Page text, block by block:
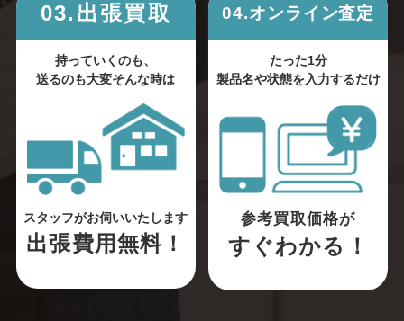
03.出張買取
持っていくのも、
送るのも大変そんな時は
スタッフがお伺いいたします
出張費用無料！
04.オンライン査定
たった1分
製品名や状態を入力するだけ
参考買取価格が
すぐわかる！